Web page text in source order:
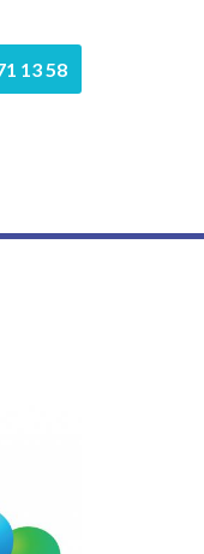
13 58